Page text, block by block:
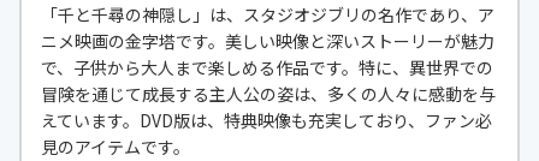
「千と千尋の神隠し」は、スタジオジブリの名作であり、ア
ニメ映画の金字塔です。美しい映像と深いストーリーが魅力
で、子供から大人まで楽しめる作品です。特に、異世界での
冒険を通じて成長する主人公の姿は、多くの人々に感動を与
えています。DVD版は、特典映像も充実しており、ファン必
見のアイテムです。